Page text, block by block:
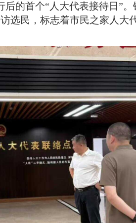
的首个“人大代表接待日”。
选民，标志着市民之家人大